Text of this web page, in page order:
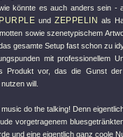
könnte es auch anders sein -
PURPLE undZEPPELIN als
sowie szenetypischem
gesamte Setup fast schon zu
mit professionellem
Produkt vor, das die Gunst
will.
music do the talking! Denn
vorgetragenem
und eine eigentlich ganz coole